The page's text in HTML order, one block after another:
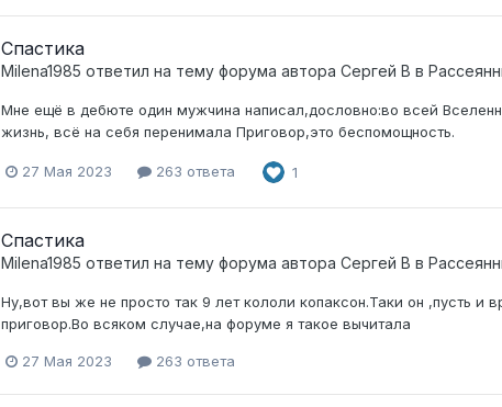
Спастика
Milena1985 ответил на тему форума автора Сергей В в
Мне ещё в дебюте один мужчина написал,дословно:во всей
жизнь, всё на себя перенимала Приговор,это беспомощность.
27 Мая 2023 263 ответа 1
Спастика
Milena1985 ответил на тему форума автора Сергей В в
Ну,вот вы же не просто так 9 лет кололи копаксон.Таки он ,пусть
приговор.Во всяком случае,на форуме я такое вычитала
27 Мая 2023 263 ответа